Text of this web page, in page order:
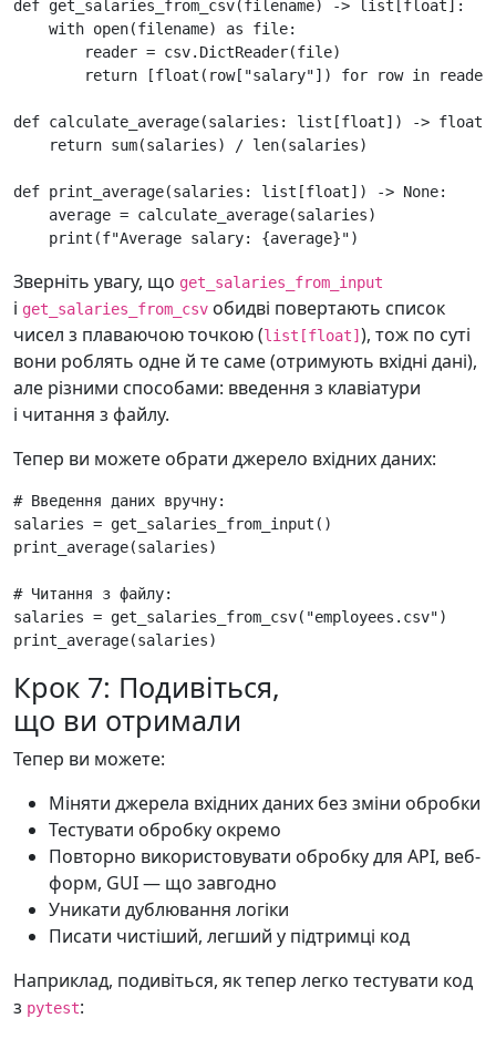
def get_salaries_from_csv(filename) -> list float ]:
with open(filename) as file:
reader = csv. DictReader(file)
return
[float ( row[ "salary"]) for row in reader
def calculate_average(salaries : list [float]) -> float
return sum(salaries) / len(salaries)
def print_average(salaries : list [float]) -> None:
average = calculate_average(salaries)
print (f"Average salary: {average}")
Зверніть увагу, що get_salaries_from_input
і get_salaries_from_csv обидві повертають список
чисел з плаваючою точкою (list[float] ), тож по суті
вони роблять одне й те саме (отримують вхідні дані),
але різними способами: введення з клавіатури
і читання з файлу.
Тепер ви можете обрати джерело вхідних даних:
# Введення даних вручну:
salaries = get_salaries_from_input ()
print_average(salaries)
# Читання з файлу:
salaries = get_salaries_from_csv( "employees.csv")
print_average(salaries)
Крок 7: Подивіться,
що ви отримали
Тепер ви можете:
Міняти джерела вхідних даних без зміни обробки
Тестувати обробку окремо
Повторно використовувати обробку для API, веб-
форм, GUI — що завгодно
Уникати дублювання логіки
Писати чистіший, легший у підтримці код
Наприклад, подивіться, як тепер легко тестувати код
з pytest: